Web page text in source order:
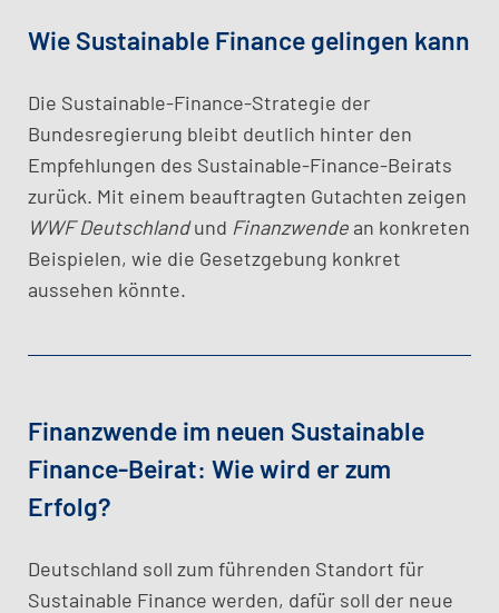
Wie Sustainable Finance gelingen kann
Die Sustainable-Finance-Strategie der
Bundesregierung bleibt deutlich hinter den
Empfehlungen des Sustainable-Finance-Beirats
zurück. Mit einem beauftragten Gutachten zeigen
WWF Deutschlandund Finanzwende an konkreten
Beispielen, wie die Gesetzgebung konkret
aussehen könnte.
Finanzwende im neuen Sustainable
Finance-Beirat: Wie wird er zum
Erfolg?
Deutschland soll zum führenden Standort für
Sustainable Finance werden, dafür soll der neue